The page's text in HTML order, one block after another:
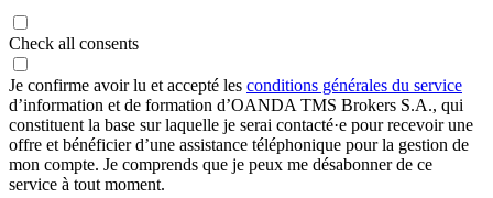
Check all consents
Je confirme avoir lu et accepté les conditions générales du service
d’information et de formation d’OANDA TMS Brokers S.A., qui
constituent la base sur laquelle je serai contacté·e pour recevoir une
offre et bénéficier d’une assistance téléphonique pour la gestion de
mon compte. Je comprends que je peux me désabonner de ce
service à tout moment.